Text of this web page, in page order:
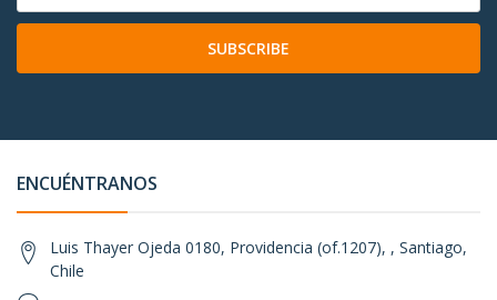
SUBSCRIBE
ENCUÉNTRANOS
Luis Thayer Ojeda 0180, Providencia (of.1207), , Santiago,
Chile